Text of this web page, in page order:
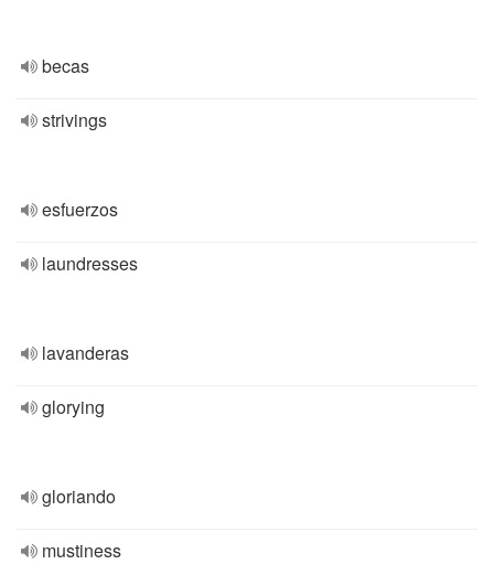
becas
strivings
esfuerzos
laundresses
lavanderas
glorying
gloriando
mustiness